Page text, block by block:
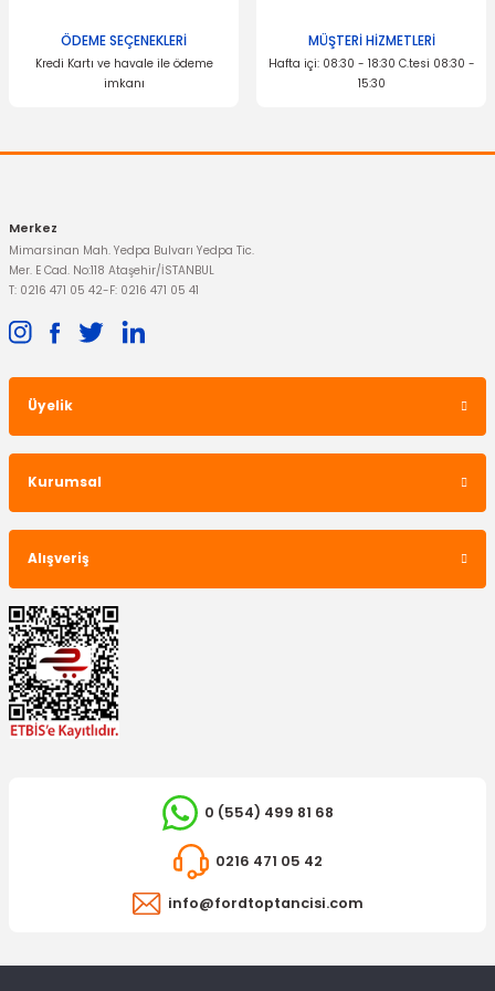
4.999,00 TL
EUROREPAR
Kızdırma Bujisi Connect 4 Adet
733,95 TL
İTHAL ÜRÜN
Ayna Camı Alt Connect Sol
593,64 TL
ÖDEME SEÇENEKLERİ
Kredi Kartı ve havale ile ödeme
imkanı
MÜŞTERİ HİZMETLERİ
Hafta içi: 08:30 - 18:30 C.tesi 08:30 -
15:30
Merkez
Mimarsinan Mah. Yedpa Bulvarı Yedpa Tic.
Mer. E Cad. No:118 Ataşehir/İSTANBUL
T: 0216 471 05 42-F: 0216 471 05 41
Üyelik
Kurumsal
Alışveriş
0 (554) 499 81 68
0216 471 05 42
info@fordtoptancisi.com